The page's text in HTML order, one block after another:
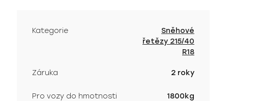
Kategorie
Sněhové
řetězy 215/40
R18
Záruka 2 roky
Pro vozy do hmotnosti 1800kg